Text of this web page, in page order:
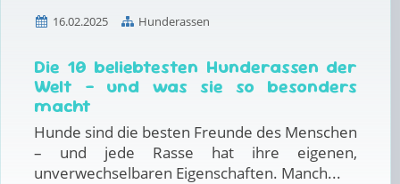
16.02.2025 Hunderassen
Die 10 beliebtesten Hunderassen der
Welt – und was sie so besonders
macht
Hunde sind die besten Freunde des Menschen
– und jede Rasse hat ihre eigenen,
unverwechselbaren Eigenschaften. Manch...